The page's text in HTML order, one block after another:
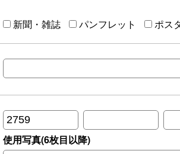
新聞・雑誌 パンフレット ポス
使用写真(6枚目以降)